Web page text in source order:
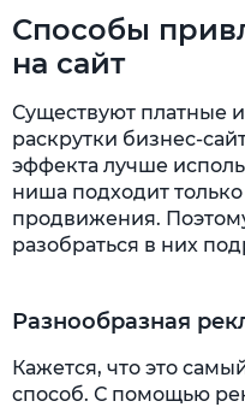
Способы
на сайт
Существуют платные
раскрутки бизнес-
эффекта лучше
ниша подходит
продвижения.
разобраться в них
Разнообразная
Кажется, что это
способ. С помощью